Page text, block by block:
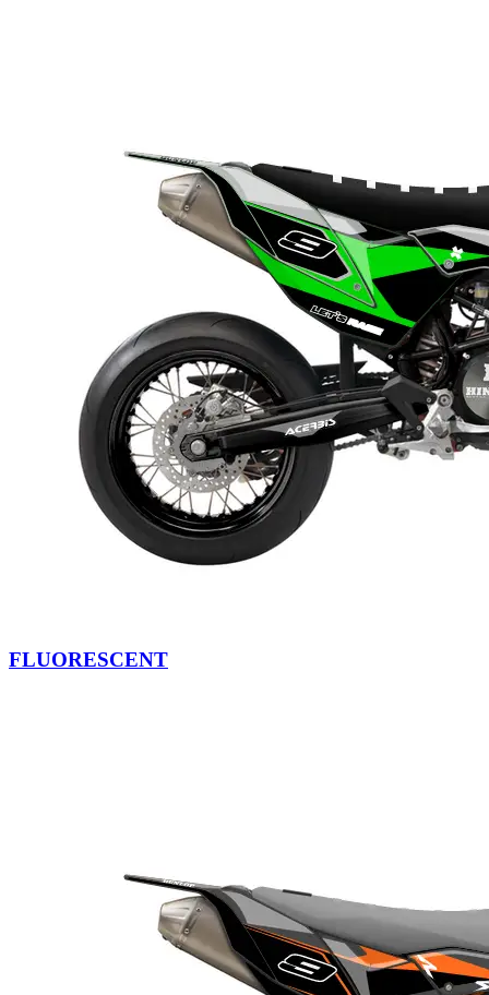
FLUORESCENT